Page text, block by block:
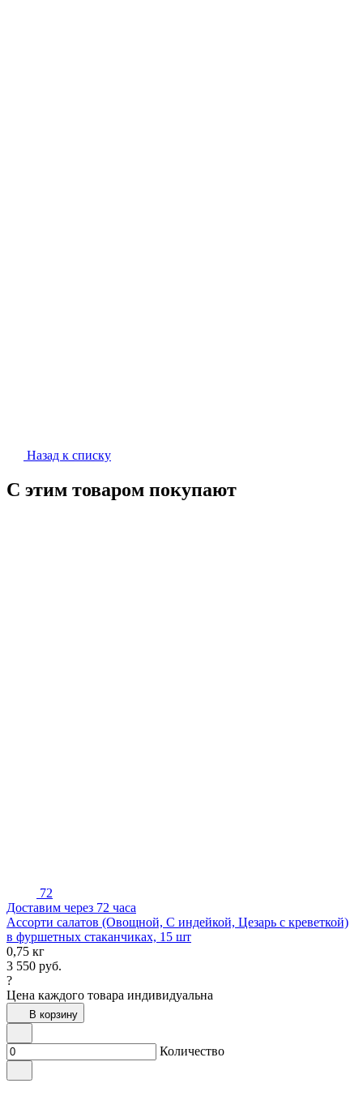
Назад к списку
С этим товаром покупают
72
Доставим через 72 часа
Ассорти салатов (Овощной, С индейкой, Цезарь с креветкой)
в фуршетных стаканчиках, 15 шт
0,75 кг
3 550 руб.
?
Цена каждого товара индивидуальна
В корзину
Количество